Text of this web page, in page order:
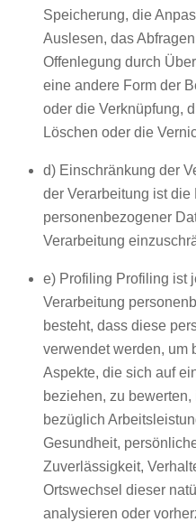
Speicherung, die
Auslesen, das
Offenlegung durch
eine andere Form der
oder die Verknüpfung,
Löschen oder die
d) Einschränkung der
der Verarbeitung ist
personenbezogener
Verarbeitung
e) Profiling Profiling ist
Verarbeitung
besteht, dass diese
verwendet werden, um
Aspekte, die sich auf
beziehen, zu
bezüglich
Gesundheit,
Zuverlässigkeit,
Ortswechsel dieser
analysieren oder